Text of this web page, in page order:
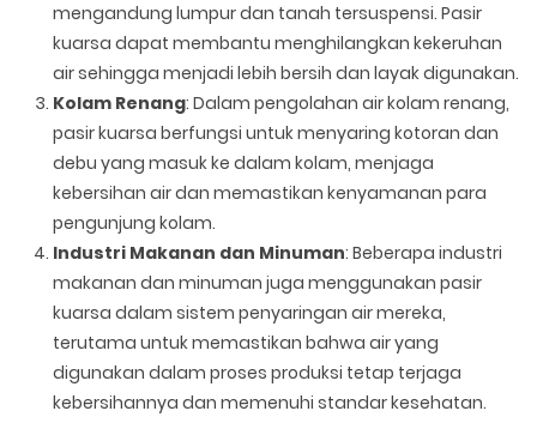
mengandung lumpur dan tanah tersuspensi. Pasir
kuarsa dapat membantu menghilangkan kekeruhan
air sehingga menjadi lebih bersih dan layak digunakan.
Kolam Renang: Dalam pengolahan air kolam renang,
pasir kuarsa berfungsi untuk menyaring kotoran dan
debu yang masuk ke dalam kolam, menjaga
kebersihan air dan memastikan kenyamanan para
pengunjung kolam.
Industri Makanan dan Minuman: Beberapa industri
makanan dan minuman juga menggunakan pasir
kuarsa dalam sistem penyaringan air mereka,
terutama untuk memastikan bahwa air yang
digunakan dalam proses produksi tetap terjaga
kebersihannya dan memenuhi standar kesehatan.